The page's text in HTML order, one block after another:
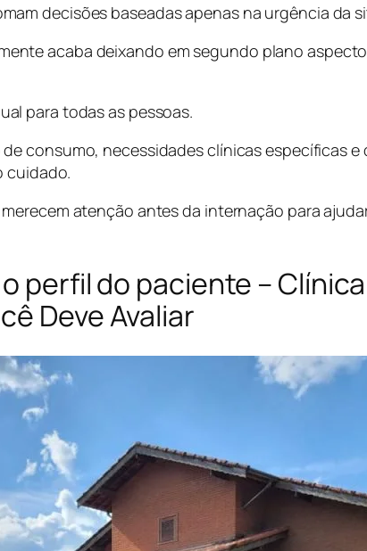
decisões baseadas apenas na urgência da
acaba deixando em segundo plano
para todas as pessoas.
consumo, necessidades clínicas específicas
cuidado.
atenção antes da internação para
perfil do paciente –
Deve Avaliar